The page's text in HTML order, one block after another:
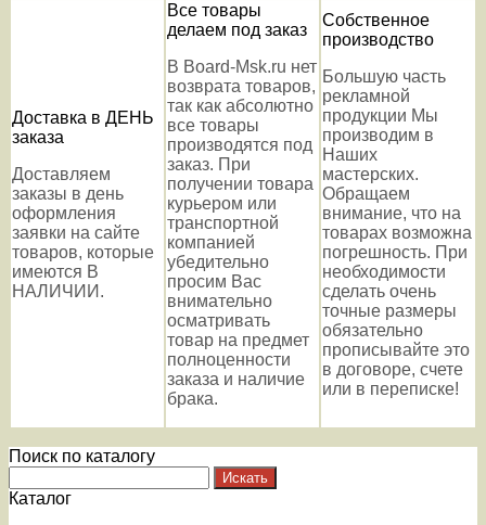
Доставка в ДЕНЬ
заказа
Доставляем
заказы в день
оформления
заявки на сайте
товаров, которые
имеются В
НАЛИЧИИ.
Все товары
делаем под заказ
В Board-Msk.ru нет
возврата товаров,
так как абсолютно
все товары
производятся под
заказ. При
получении товара
курьером или
транспортной
компанией
убедительно
просим Вас
внимательно
осматривать
товар на предмет
полноценности
заказа и наличие
брака.
Собственное
производство
Большую часть
рекламной
продукции Мы
производим в
Наших
мастерских.
Обращаем
внимание, что на
товарах возможна
погрешность. При
необходимости
сделать очень
точные размеры
обязательно
прописывайте это
в договоре, счете
или в переписке!
Поиск по каталогу
Каталог